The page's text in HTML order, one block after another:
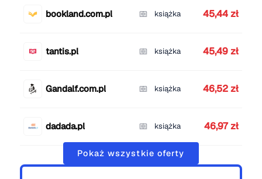
bookland.com.pl książka 45,44 zł
tantis.pl książka 45,49 zł
Gandalf.com.pl książka 46,52 zł
dadada.pl książka 46,97 zł
Pokaż wszystkie oferty